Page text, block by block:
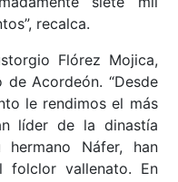
recalca.
Flórez Mojica,
Acordeón. “Desde
le rendimos el más
líder de la dinastía
Náfer, han
folclor vallenato. En